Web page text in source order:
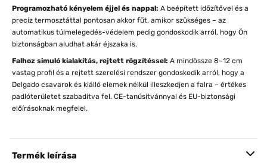
Programozható kényelem éjjel és nappal: A beépített időzítővel és a
precíz termosztáttal pontosan akkor fűt, amikor szükséges – az
automatikus túlmelegedés-védelem pedig gondoskodik arról, hogy Ön
biztonságban aludhat akár éjszaka is.
Falhoz simuló kialakítás, rejtett rögzítéssel: A mindössze 8–12 cm
vastag profil és a rejtett szerelési rendszer gondoskodik arról, hogy a
Delgado csavarok és kiálló elemek nélkül illeszkedjen a falra – értékes
padlóterületet szabadítva fel. CE-tanúsítvánnyal és EU-biztonsági
előírásoknak megfelel.
Termék leírása